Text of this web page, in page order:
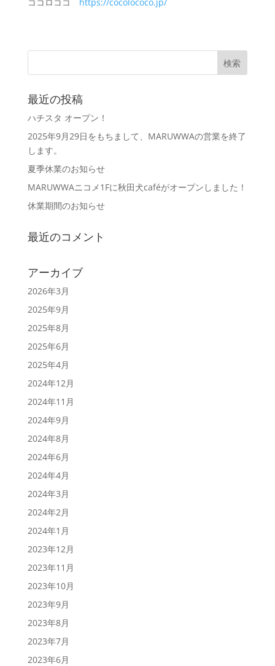
最近の投稿
ハチスタ オープン！
2025年9月29日をもちまして、MARUWWAの営業を終了
します。
夏季休業のお知らせ
MARUWWAニコメ1Fに秋田犬caféがオープンしました！
休業期間のお知らせ
最近のコメント
アーカイブ
2026年3月
2025年9月
2025年8月
2025年6月
2025年4月
2024年12月
2024年11月
2024年9月
2024年8月
2024年6月
2024年4月
2024年3月
2024年2月
2024年1月
2023年12月
2023年11月
2023年10月
2023年9月
2023年8月
2023年7月
2023年6月